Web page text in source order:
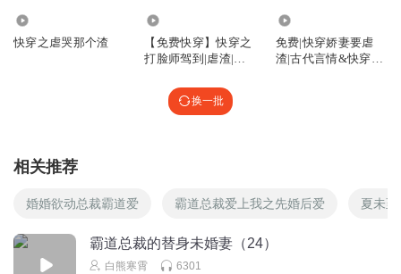
快穿之虐哭那个渣
【免费快穿】快穿之
打脸师驾到|虐渣|反
免费|快穿娇妻要虐
渣|古代言情&快穿&
换一批
相关推荐
婚婚欲动总裁霸道爱 霸道总裁爱上我之先婚后爱 夏未
霸道总裁的替身未婚妻（24）
白熊寒霄 6301